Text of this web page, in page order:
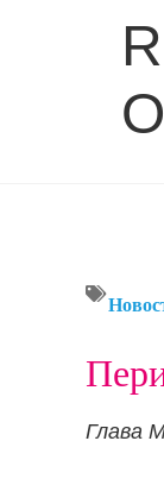
Глава